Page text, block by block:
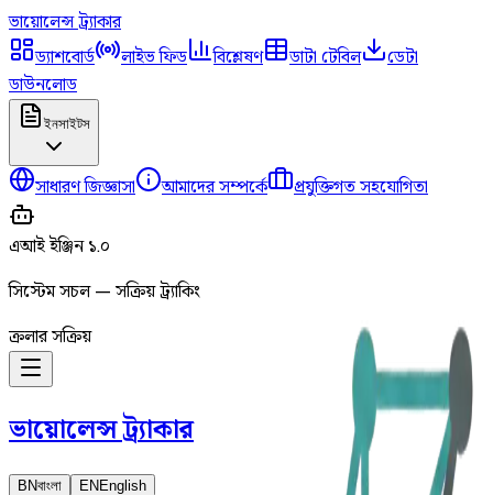
ভায়োলেন্সট্র্যাকার
ড্যাশবোর্ড
লাইভ ফিড বিশ্লেষণ ডাটা টেবিল
ডেটা
ডাউনলোড
ইনসাইটস
সাধারণ জিজ্ঞাসা আমাদের সম্পর্কে প্রযুক্তিগত সহযোগিতা
এআই ইঞ্জিন ১.০
সিস্টেম সচল — সক্রিয় ট্র্যাকিং
ক্রলার সক্রিয়
ভায়োলেন্সট্র্যাকার
BNবাংলা EN English